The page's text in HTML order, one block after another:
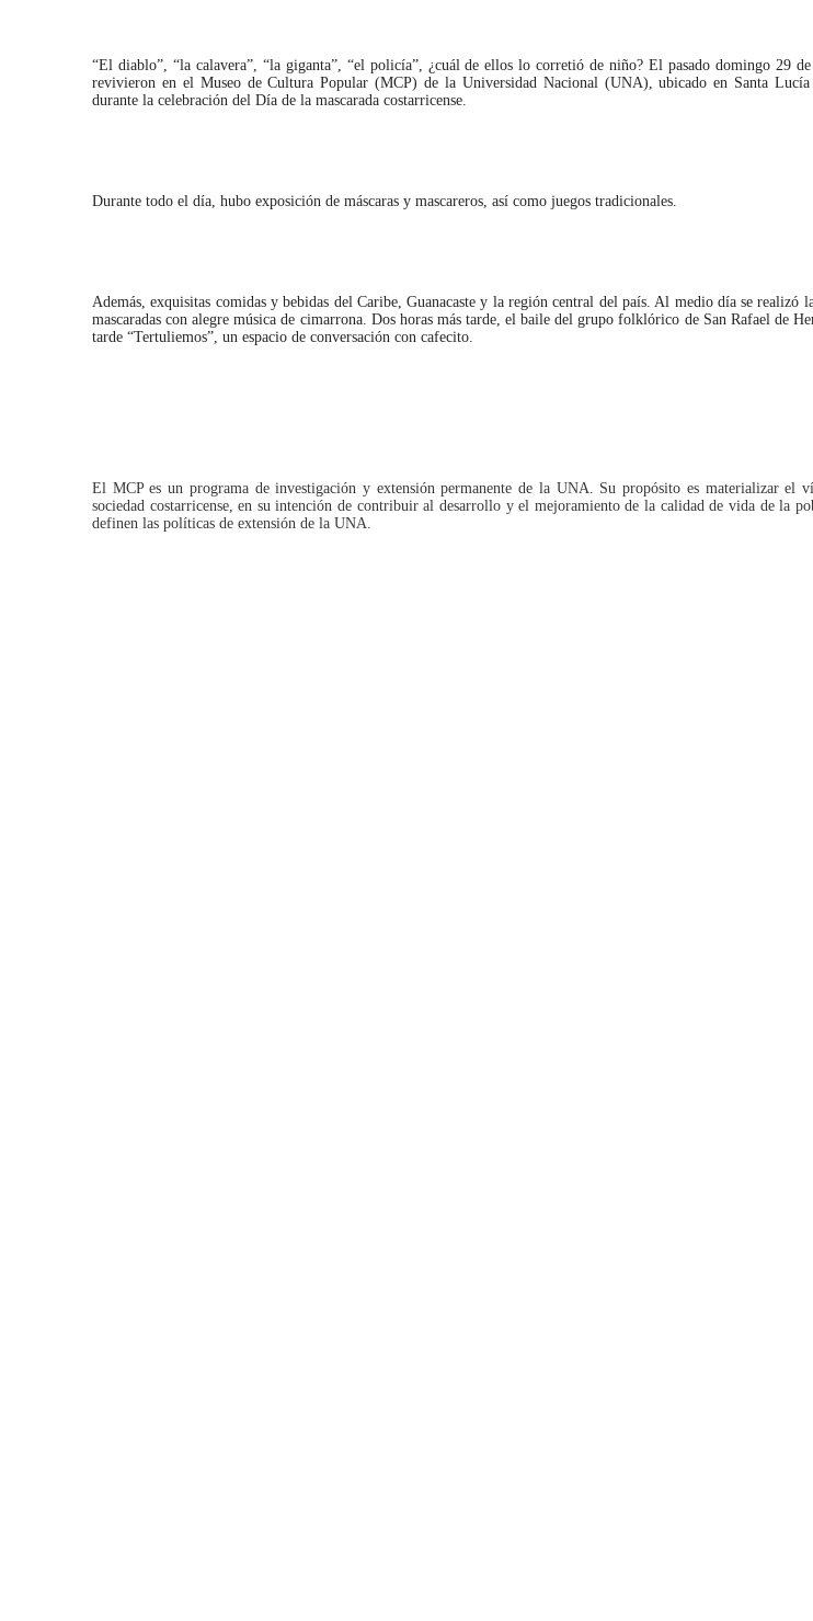
“El diablo”, “la calavera”, “la giganta”, “el policía”, ¿cuál de ellos lo corretió de niño? El pasado domingo 29
revivieron en el Museo de Cultura Popular (MCP) de la Universidad Nacional (UNA), ubicado en Santa Lucía
durante la celebración del Día de la mascarada costarricense.
Durante todo el día, hubo exposición de máscaras y mascareros, así como juegos tradicionales.
Además, exquisitas comidas y bebidas del Caribe, Guanacaste y la región central del país. Al medio día se realizó
mascaradas con alegre música de cimarrona. Dos horas más tarde, el baile del grupo folklórico de San Rafael de
tarde “Tertuliemos”, un espacio de conversación con cafecito.
El MCP es un programa de investigación y extensión permanente de la UNA. Su propósito es materializar el
sociedad costarricense, en su intención de contribuir al desarrollo y el mejoramiento de la calidad de vida de la
definen las políticas de extensión de la UNA.
Consejo Universitario llama a
defender la democracia
cuando